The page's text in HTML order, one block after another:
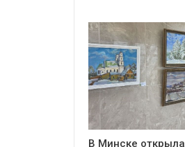
В Минске